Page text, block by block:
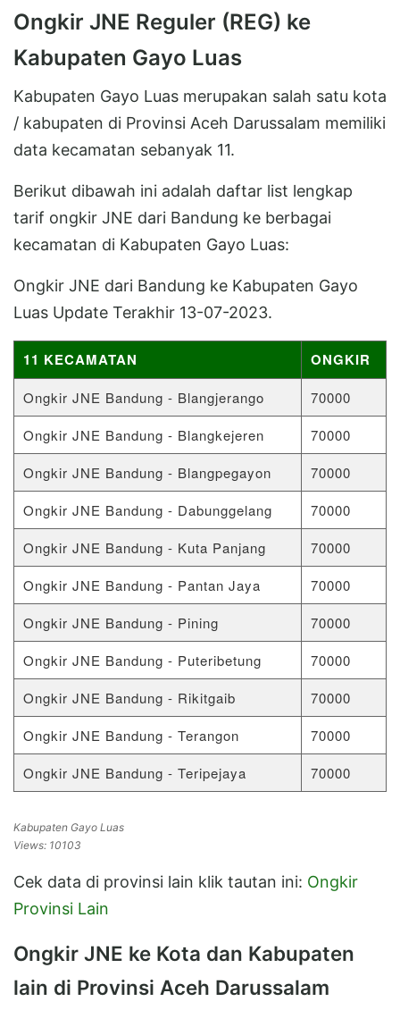
Ongkir JNE Reguler (REG) ke
Kabupaten Gayo Luas
Kabupaten Gayo Luas merupakan salah satu kota
/ kabupaten di Provinsi Aceh Darussalam memiliki
data kecamatan sebanyak 11.
Berikut dibawah ini adalah daftar list lengkap
tarif ongkir JNE dari Bandung ke berbagai
kecamatan di Kabupaten Gayo Luas:
Ongkir JNE dari Bandung ke Kabupaten Gayo
Luas Update Terakhir 13-07-2023.
11 KECAMATAN ONGKIR
Ongkir JNE Bandung - Blangjerango
70000
Ongkir JNE Bandung - Blangkejeren
70000
Ongkir JNE Bandung - Blangpegayon
70000
Ongkir JNE Bandung - Dabunggelang
70000
Ongkir JNE Bandung - Kuta Panjang
70000
Ongkir JNE Bandung - Pantan Jaya
70000
Ongkir JNE Bandung - Pining
70000
Ongkir JNE Bandung - Puteribetung
70000
Ongkir JNE Bandung - Rikitgaib
70000
Ongkir JNE Bandung - Terangon
70000
Ongkir JNE Bandung - Teripejaya
70000
Kabupaten Gayo Luas
Views: 10103
Cek data di provinsi lain klik tautan ini: Ongkir
Provinsi Lain
Ongkir JNE ke Kota dan Kabupaten
lain di Provinsi Aceh Darussalam